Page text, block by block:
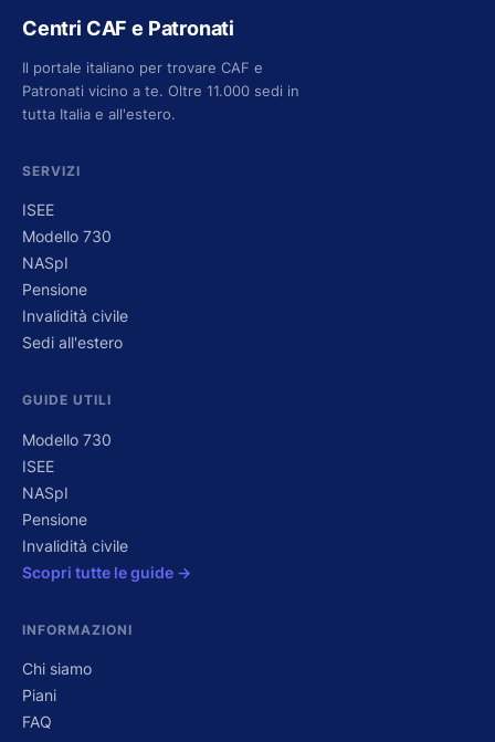
Centri CAF e Patronati
Il portale italiano per trovare CAF e
Patronati vicino a te. Oltre 11.000 sedi in
tutta Italia e all'estero.
SERVIZI
ISEE
Modello 730
NASpI
Pensione
Invalidità civile
Sedi all'estero
GUIDE UTILI
Modello 730
ISEE
NASpI
Pensione
Invalidità civile
Scopri tutte le guide →
INFORMAZIONI
Chi siamo
Piani
FAQ